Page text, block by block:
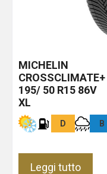
MICHELIN
CROSSCLIMATE+
195/ 50 R15 86V
XL
D B
Leggi tutto